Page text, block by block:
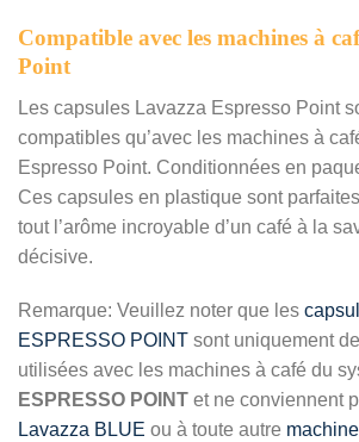
Compatible avec les machines à
Point
Les capsules Lavazza Espresso Point
compatibles qu’avec les machines à
Espresso Point. Conditionnées en
Ces capsules en plastique sont
tout l’arôme incroyable d’un café à la
décisive.
Remarque: Veuillez noter que les
ESPRESSO POINT sont uniquement
utilisées avec les machines à café du
ESPRESSO POINT et ne conviennent
Lavazza BLUE ou à toute autre